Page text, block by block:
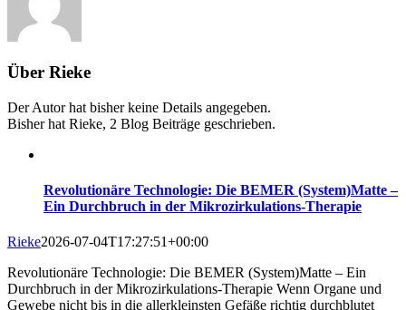
Über Rieke
Der Autor hat bisher keine Details angegeben.
Bisher hat Rieke, 2 Blog Beiträge geschrieben.
Revolutionäre Technologie: Die BEMER (System)Matte –
Ein Durchbruch in der Mikrozirkulations-Therapie
Rieke2026-07-04T17:27:51+00:00
Revolutionäre Technologie: Die BEMER (System)Matte – Ein
Durchbruch in der Mikrozirkulations-Therapie Wenn Organe und
Gewebe nicht bis in die allerkleinsten Gefäße richtig durchblutet